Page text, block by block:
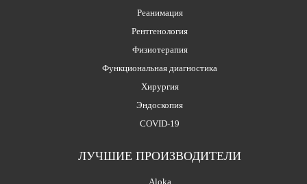
Реанимация
Рентгенология
Физиотерапия
Функциональная диагностика
Хирургия
Эндоскопия
COVID-19
ЛУЧШИЕ ПРОИЗВОДИТЕЛИ
Aloka